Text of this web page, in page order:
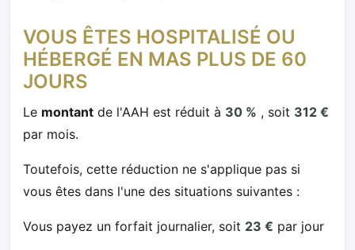
VOUS ÊTES HOSPITALISÉ OU
HÉBERGÉ EN MAS PLUS DE 60
JOURS
Le montant de l'AAH est réduit à 30 % , soit 312 €
par mois.
Toutefois, cette réduction ne s'applique pas si
vous êtes dans l'une des situations suivantes :
Vous payez un forfait journalier, soit 23 € par jour